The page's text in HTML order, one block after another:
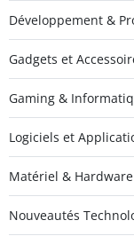
Développement &
Gadgets et
Gaming &
Logiciels et
Matériel & Hardware
Nouveautés